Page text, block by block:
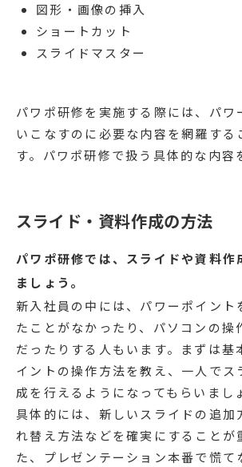
図形・画像の挿入
ショートカット
スライドマスター
パワポ研修を実施する際には、パワ
いこなすのに必要な内容を網羅する
す。パワポ研修で扱う具体的な内容
スライド・資料作成の方法
パワポ研修では、スライドや資料作
ましょう。
新入社員の中には、パワーポイント
たことがなかったり、パソコンの操
だったりする人もいます。まずは基
イントの操作方法を教え、一人でス
成を行えるようになってもらいまし
具体的には、新しいスライドの追加
れ替え方法などを確実にすることが
た、プレゼンテーション本番で慌て